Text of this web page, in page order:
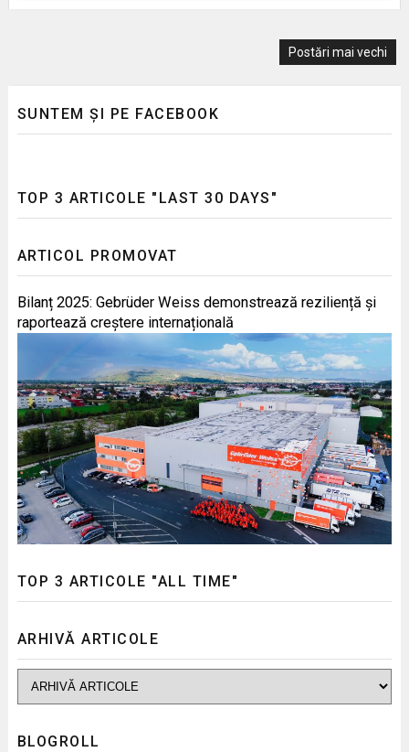
Postări mai vechi
SUNTEM ȘI PE FACEBOOK
TOP 3 ARTICOLE "LAST 30 DAYS"
ARTICOL PROMOVAT
Bilanț 2025: Gebrüder Weiss demonstrează reziliență și
raportează creștere internațională
TOP 3 ARTICOLE "ALL TIME"
ARHIVĂ ARTICOLE
BLOGROLL